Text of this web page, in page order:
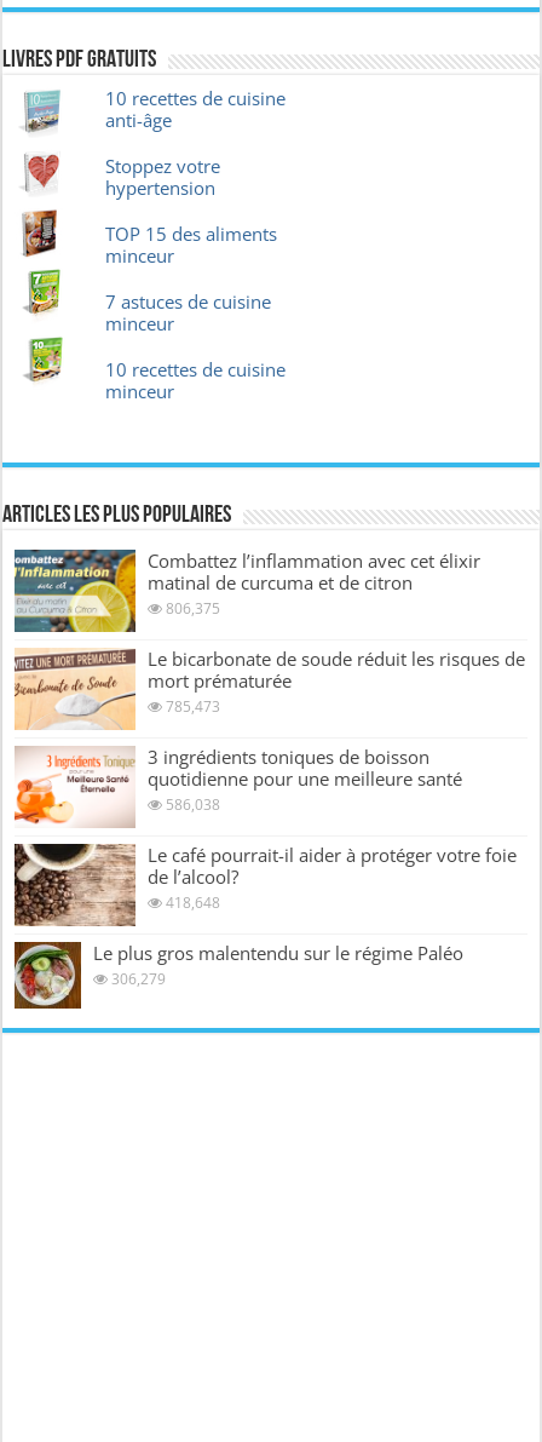
Livres pdf GRATUITS
10 recettes de cuisine
anti-âge
Stoppez votre
hypertension
TOP 15 des aliments
minceur
7 astuces de cuisine
minceur
10 recettes de cuisine
minceur
Articles les plus Populaires
Combattez l’inflammation avec cet élixir
matinal de curcuma et de citron
806,375
Le bicarbonate de soude réduit les risques de
mort prématurée
785,473
3 ingrédients toniques de boisson
quotidienne pour une meilleure santé
586,038
Le café pourrait-il aider à protéger votre foie
de l’alcool?
418,648
Le plus gros malentendu sur le régime Paléo
306,279